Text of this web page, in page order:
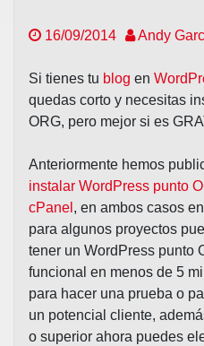
16/09/2014 Andy
Si tienes tu blog en
quedas corto y necesitas
ORG, pero mejor si es
Anteriormente hemos
instalar WordPress punto
cPanel , en ambos casos
para algunos proyectos
tener un WordPress punto
funcional en menos de 5
para hacer una prueba o
un potencial cliente,
o superior ahora puedes